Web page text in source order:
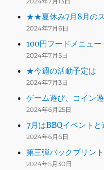
★★夏休み7月8月のス
2024年7月6日
100円フードメニュー
2024年7月5日
★今週の活動予定は
2024年7月3日
ゲーム遊び、コイン
2024年6月25日
7月はBBQイベント
2024年6月6日
第三弾バックプリン
2024年5月30日